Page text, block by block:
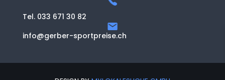
Tel. 033 671 30 82
info@gerber-sportpreise.ch